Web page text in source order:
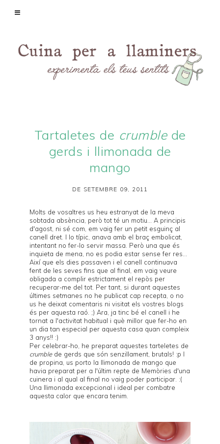
Tartaletes de crumblede
gerds i llimonada de
mango
DE SETEMBRE 09, 2011
Molts de vosaltres us heu estranyat de la meva
sobtada absència, però tot té un motiu... A principis
d'agost, ni sé com, em vaig fer un petit esguinç al
canell dret. I lo típic, anava amb el braç embolicat,
intentant no fer-lo servir massa. Però una que és
inquieta de mena, no es podia estar sense fer res...
Així que els dies passaven i el canell continuava
fent de les seves fins que al final, em vaig veure
obligada a complir estrictament el repòs per
recuperar-me del tot. Per tant, si durant aquestes
últimes setmanes no he publicat cap recepta, o no
us he deixat comentaris ni visitat els vostres blogs
és per aquesta raó. ;) Ara, ja tinc bé el canell i he
tornat a l'activitat habitual i què millor que fer-ho en
un dia tan especial per aquesta casa quan compleix
3 anys!! :)
Per celebrar-ho, he preparat aquestes tarteletes de
crumblede gerds que són senzillament, brutals! :p I
de propina, us porto la llimonada de mango que
havia preparat per a l'últim repte de Memòries d'una
cuinera i al qual al final no vaig poder participar. :(
Una llimonada excepcional i ideal per combatre
aquesta calor que encara tenim.